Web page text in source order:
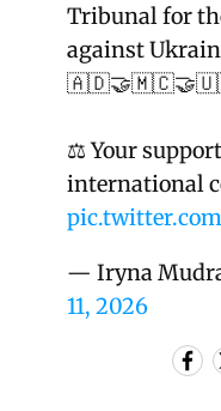
Tribunal for
against
⚖️ Your
international
— Iryna
11, 2026